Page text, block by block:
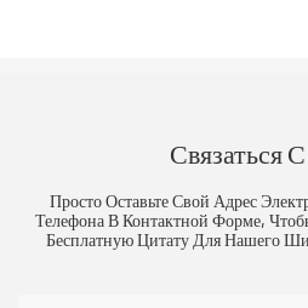
Связаться
Просто Оставьте Свой Адрес
Телефона В Контактной Форме,
Бесплатную Цитату Для Нашего